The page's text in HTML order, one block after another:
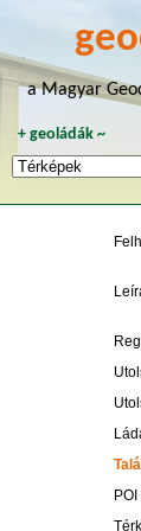
a Magyar
+geoládák ~